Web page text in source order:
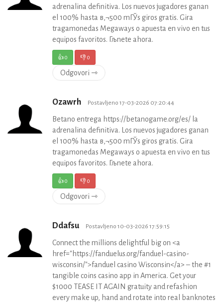
adrenalina definitiva. Los nuevos jugadores ganan
el 100% hasta в‚¬500 mГЎs giros gratis. Gira
tragamonedas Megaways o apuesta en vivo en tus
equipos favoritos. Гљnete ahora.
👍0 👎0
Odgovori ⇾
Ozawrh Postavljeno 17-03-2026 07:20:44
Betano entrega https://betanogame.org/es/ la
adrenalina definitiva. Los nuevos jugadores ganan
el 100% hasta в‚¬500 mГЎs giros gratis. Gira
tragamonedas Megaways o apuesta en vivo en tus
equipos favoritos. Гљnete ahora.
👍0 👎0
Odgovori ⇾
Ddafsu Postavljeno 10-03-2026 17:59:15
Connect the millions delightful big on <a
href="https://fanduelus.org/fanduel-casino-
wisconsin/">fanduel casino Wisconsin</a> – the #1
tangible coins casino app in America. Get your
$1000 TEASE IT AGAIN gratuity and refashion
every make up, hand and rotate into real banknotes